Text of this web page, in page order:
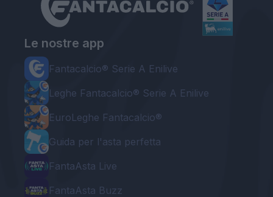
Le nostre app
Fantacalcio® Serie A Enilive
Leghe Fantacalcio® Serie A Enilive
EuroLeghe Fantacalcio®
Guida per l'asta perfetta
FantaAsta Live
FantaAsta Buzz